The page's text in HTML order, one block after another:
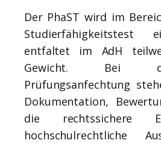
Der PhaST wird im
Studierfähigkeitstest
entfaltet im AdH
Gewicht. Bei
Prüfungsanfechtung
Dokumentation,
die rechtssichere
hochschulrechtliche